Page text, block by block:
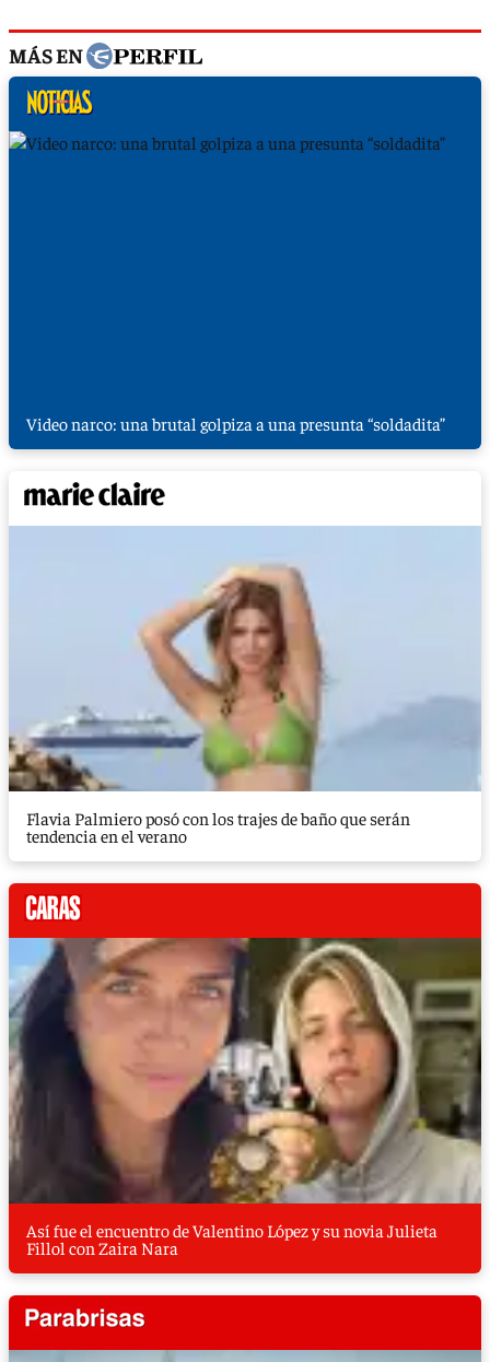
MÁS EN
Video narco: una brutal golpiza a una presunta “soldadita”
Flavia Palmiero posó con los trajes de baño que serán
tendencia en el verano
Así fue el encuentro de Valentino López y su novia Julieta
Fillol con Zaira Nara